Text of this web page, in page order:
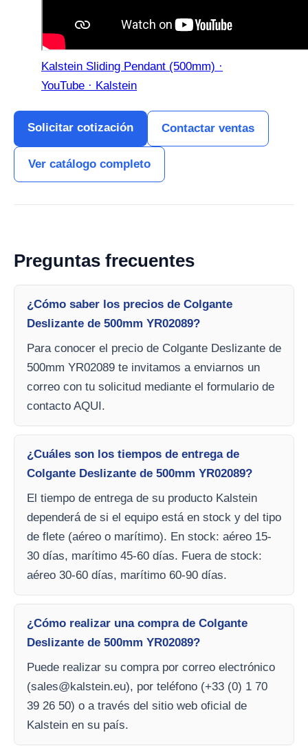
Kalstein Sliding Pendant (500mm) ·
YouTube · Kalstein
Solicitar cotización Contactar ventas
Ver catálogo completo
Preguntas frecuentes
¿Cómo saber los precios de Colgante
Deslizante de 500mm YR02089?
Para conocer el precio de Colgante Deslizante de
500mm YR02089 te invitamos a enviarnos un
correo con tu solicitud mediante el formulario de
contacto AQUI.
¿Cuáles son los tiempos de entrega de
Colgante Deslizante de 500mm YR02089?
El tiempo de entrega de su producto Kalstein
dependerá de si el equipo está en stock y del tipo
de flete (aéreo o marítimo). En stock: aéreo 15-
30 días, marítimo 45-60 días. Fuera de stock:
aéreo 30-60 días, marítimo 60-90 días.
¿Cómo realizar una compra de Colgante
Deslizante de 500mm YR02089?
Puede realizar su compra por correo electrónico
(sales@kalstein.eu), por teléfono (+33 (0) 1 70
39 26 50) o a través del sitio web oficial de
Kalstein en su país.